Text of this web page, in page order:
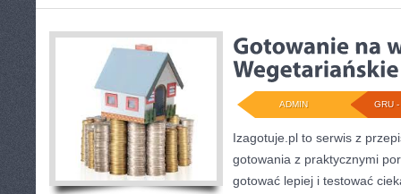
GRU
ADMIN
Izagotuje.pl to serwis z
gotowania z praktycznymi
gotować lepiej i testować